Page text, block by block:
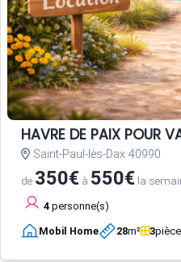
HAVRE DE PAIX POUR
Saint-Paul-lès-Dax 40990
de 350€ à 550€ la
4 personne(s)
Mobil Home 28m² 3